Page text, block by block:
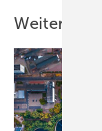
Weitere